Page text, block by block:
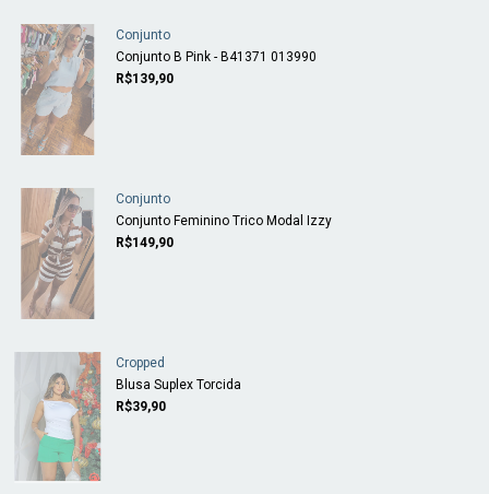
Conjunto
Conjunto B Pink - B41371 013990
R$139,90
Conjunto
Conjunto Feminino Trico Modal Izzy
R$149,90
Cropped
Blusa Suplex Torcida
R$39,90